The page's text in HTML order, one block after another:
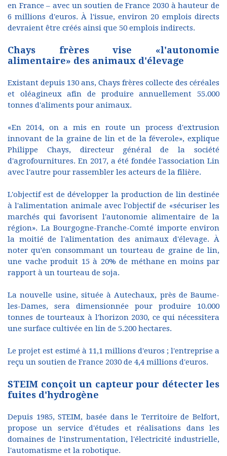
en France – avec un soutien de France 2030 à hauteur de
6 millions d'euros. À l'issue, environ 20 emplois directs
devraient être créés ainsi que 50 emplois indirects.
Chays frères vise «l'autonomie
alimentaire» des animaux d'élevage
Existant depuis 130 ans, Chays frères collecte des céréales
et oléagineux afin de produire annuellement 55.000
tonnes d'aliments pour animaux.
«En 2014, on a mis en route un process d'extrusion
innovant de la graine de lin et de la féverole», explique
Philippe Chays, directeur général de la société
d'agrofournitures. En 2017, a été fondée l'association Lin
avec l'autre pour rassembler les acteurs de la filière.
L'objectif est de développer la production de lin destinée
à l'alimentation animale avec l'objectif de «sécuriser les
marchés qui favorisent l'autonomie alimentaire de la
région». La Bourgogne-Franche-Comté importe environ
la moitié de l'alimentation des animaux d'élevage. À
noter qu'en consommant un tourteau de graine de lin,
une vache produit 15 à 20% de méthane en moins par
rapport à un tourteau de soja.
La nouvelle usine, située à Autechaux, près de Baume-
les-Dames, sera dimensionnée pour produire 10.000
tonnes de tourteaux à l'horizon 2030, ce qui nécessitera
une surface cultivée en lin de 5.200 hectares.
Le projet est estimé à 11,1 millions d'euros ; l'entreprise a
reçu un soutien de France 2030 de 4,4 millions d'euros.
STEIM conçoit un capteur pour détecter les
fuites d'hydrogène
Depuis 1985, STEIM, basée dans le Territoire de Belfort,
propose un service d'études et réalisations dans les
domaines de l'instrumentation, l'électricité industrielle,
l'automatisme et la robotique.